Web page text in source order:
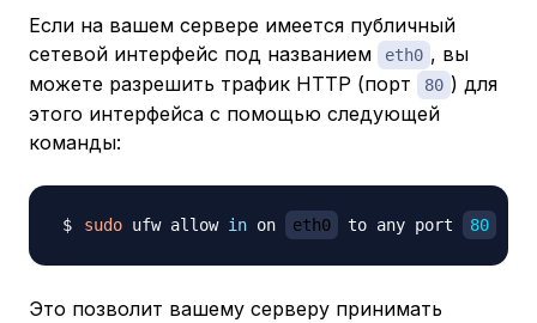
Если на вашем сервере имеется публичный
сетевой интерфейс под названием
eth0 , вы
можете разрешить трафик HTTP (порт
80 ) для
этого интерфейса с помощью следующей
команды:
sudo ufw allow in on eth0 to any port 80
Это позволит вашему серверу принимать